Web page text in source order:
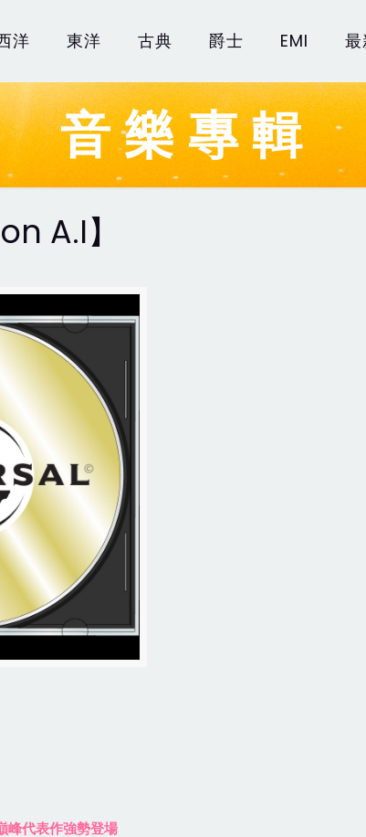
洋 東洋 古典 爵士 EMI
音樂專輯
A.I】
峰代表作強勢登場